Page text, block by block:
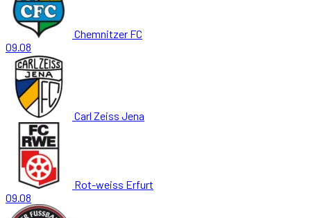
Chemnitzer FC
09.08
Carl Zeiss Jena
Rot-weiss Erfurt
09.08